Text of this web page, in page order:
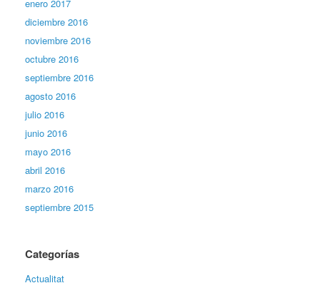
enero 2017
diciembre 2016
noviembre 2016
octubre 2016
septiembre 2016
agosto 2016
julio 2016
junio 2016
mayo 2016
abril 2016
marzo 2016
septiembre 2015
Categorías
Actualitat